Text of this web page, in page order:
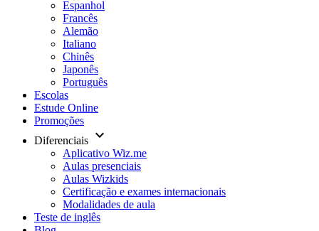
Espanhol
Francês
Alemão
Italiano
Chinês
Japonês
Português
Escolas
Estude Online
Promoções
Diferenciais keyboard_arrow_down
Aplicativo Wiz.me
Aulas presenciais
Aulas Wizkids
Certificação e exames internacionais
Modalidades de aula
Teste de inglês